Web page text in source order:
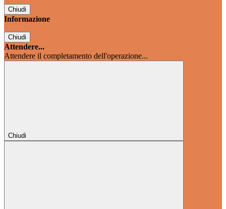
Chiudi
Informazione
Chiudi
Attendere...
Attendere il completamento dell'operazione...
Chiudi